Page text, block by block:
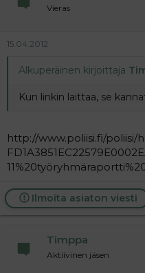
Vieras
15.04.2012
Alkuperäinen kirjoittaja
Kun linkin laittaa, se
http://www.poliisi.fi/poliisi/
Ilmoita asiaton viesti
Timppa
Aktiivinen jäsen